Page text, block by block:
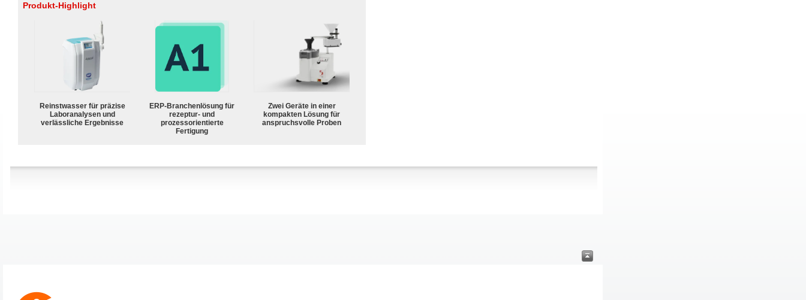
Produkt-Highlight
Reinstwasser für präzise
Laboranalysen und
verlässliche Ergebnisse
ERP-Branchenlösung für
rezeptur- und
prozessorientierte
Fertigung
Zwei Geräte in einer
kompakten Lösung für
anspruchsvolle Proben